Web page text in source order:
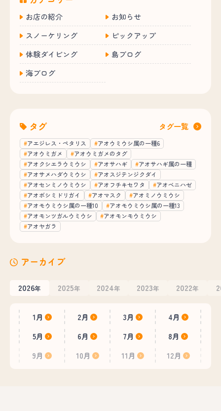
お店の紹介
お知らせ
スノーケリング
ピックアップ
体験ダイビング
島ブログ
海ブログ
タグ タグ一覧
アエジレス・ペタリス
アオウミウシ属の一種6
アオウミガメ
アオウミガメのタグ
アオクシエラウミウシ
アオサハギ
アオサハギ属の一種
アオサメハダウミウシ
アオスジテンジクダイ
アオセンミノウミウシ
アオフチキセワタ
アオベニハゼ
アオボシミドリガイ
アオマスク
アオミノウミウシ
アオモウミウシ属の一種10
アオモウミウシ属の一種13
アオモンツガルウミウシ
アオモンモウミウシ
アオヤガラ
アーカイブ
2026年 2025年 2024年 2023年 2022年
1月 2月 3月
4月
5月
6月 7月
8月
9月
10月 11月 12月